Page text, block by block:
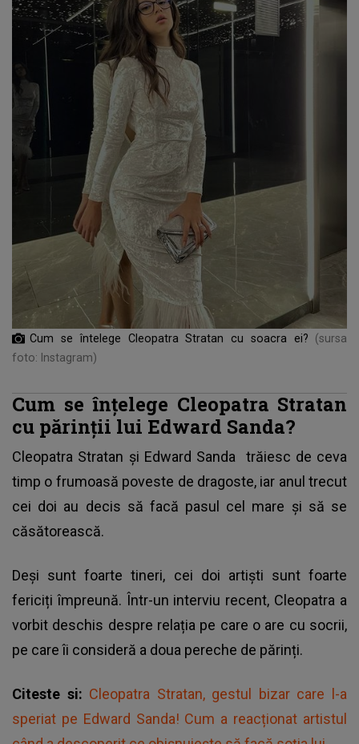
Cum se întelege Cleopatra Stratan cu soacra ei?
(sursa
foto: Instagram)
Cum se înțelege Cleopatra Stratan
cu părinții lui Edward Sanda?
Cleopatra Stratan și Edward Sanda
trăiesc de ceva
timp o frumoasă poveste de dragoste, iar anul trecut
cei doi au decis să facă pasul cel mare și să se
căsătorească.
Deși sunt foarte tineri, cei doi artiști sunt foarte
fericiți împreună. Într-un interviu recent, Cleopatra a
vorbit deschis despre relația pe care o are cu socrii,
pe care îi consideră a doua pereche de părinți.
Citeste si: Cleopatra Stratan, gestul bizar care l-a
speriat pe Edward Sanda! Cum a reacționat artistul